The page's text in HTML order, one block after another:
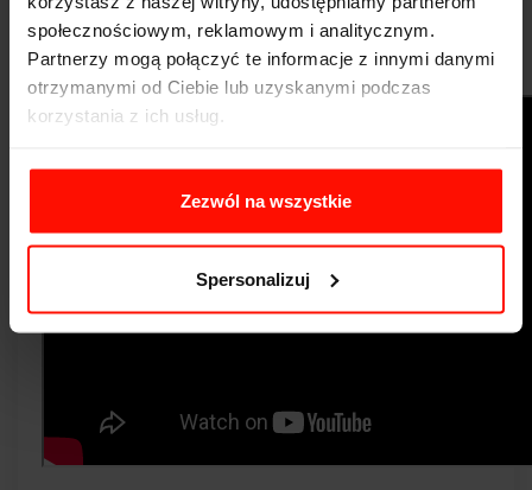
społecznościowym, reklamowym i analitycznym.
Partnerzy mogą połączyć te informacje z innymi danymi
otrzymanymi od Ciebie lub uzyskanymi podczas
korzystania z ich usług.
Zezwól na wszystkie
Spersonalizuj
przewieziony w 6 kawałkach na szczyt wieży widokowej
Empire State Building. Auto zostało pocięte na sześć
części i złożone już na miejscu.